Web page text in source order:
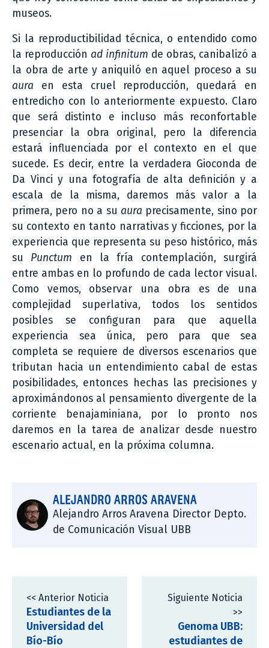
museos.
Si la reproductibilidad técnica, o entendido como
la reproducción ad infinitum de obras, canibalizó a
la obra de arte y aniquiló en aquel proceso a su
aura en esta cruel reproducción, quedará en
entredicho con lo anteriormente expuesto. Claro
que será distinto e incluso más reconfortable
presenciar la obra original, pero la diferencia
estará influenciada por el contexto en el que
sucede. Es decir, entre la verdadera Gioconda de
Da Vinci y una fotografía de alta definición y a
escala de la misma, daremos más valor a la
primera, pero no a su aura precisamente, sino por
su contexto en tanto narrativas y ficciones, por la
experiencia que representa su peso histórico, más
su Punctum en la fría contemplación, surgirá
entre ambas en lo profundo de cada lector visual.
Como vemos, observar una obra es de una
complejidad superlativa, todos los sentidos
posibles se configuran para que aquella
experiencia sea única, pero para que sea
completa se requiere de diversos escenarios que
tributan hacia un entendimiento cabal de estas
posibilidades, entonces hechas las precisiones y
aproximándonos al pensamiento divergente de la
corriente benajaminiana, por lo pronto nos
daremos en la tarea de analizar desde nuestro
escenario actual, en la próxima columna.
ALEJANDRO ARROS ARAVENA
Alejandro Arros Aravena Director Depto.
de Comunicación Visual UBB
<< Anterior Noticia
Estudiantes de la
Universidad del
Bío-Bío
Siguiente Noticia
>>
Genoma UBB:
estudiantes de